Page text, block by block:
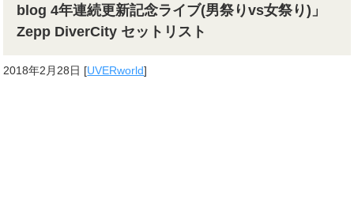
blog 4年連続更新記念ライブ(男祭りvs女祭り)」
Zepp DiverCity セットリスト
2018年2月28日 [UVERworld]